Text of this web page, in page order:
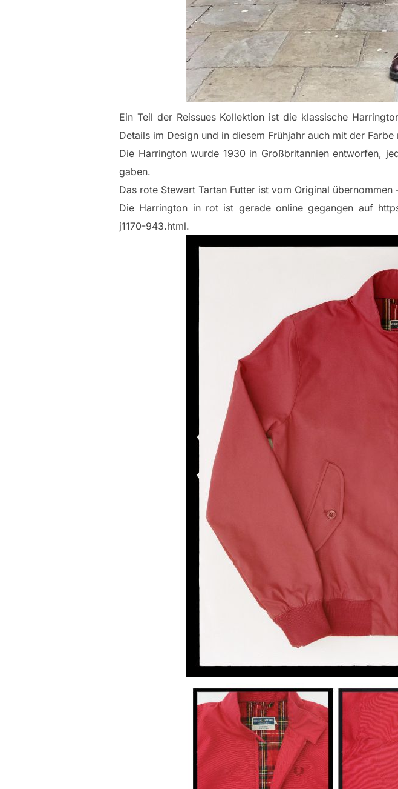
Ein Teil der Reissues Kollektion ist die klassische
Details im Design und in diesem Frühjahr auch mit der Farbe
Die Harrington wurde 1930 in Großbritannien entworfen,
gaben.
Das rote Stewart Tartan Futter ist vom Original
Die Harrington in rot ist gerade online gegangen auf
j1170-943.html.